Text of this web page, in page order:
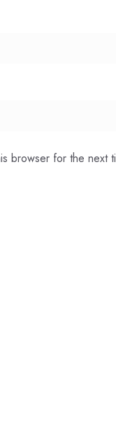
browser for the next